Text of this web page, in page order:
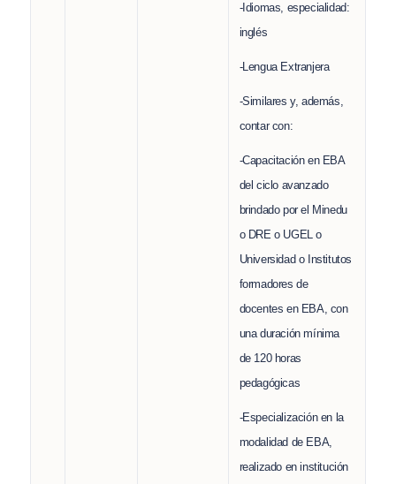
-Idiomas, especialidad:
inglés
-Lengua Extranjera
-Similares y, además,
contar con:
-Capacitación en EBA
del ciclo avanzado
brindado por el Minedu
o DRE o UGEL o
Universidad o Institutos
formadores de
docentes en EBA, con
una duración mínima
de 120 horas
pedagógicas
-Especialización en la
modalidad de EBA,
realizado en institución